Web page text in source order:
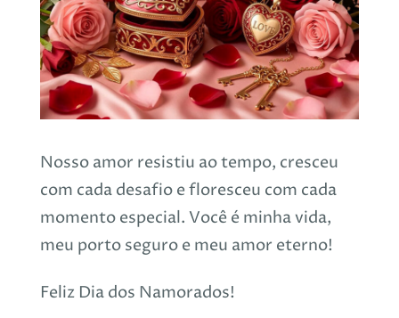
Nosso amor resistiu ao tempo, cresceu
com cada desafio e floresceu com cada
momento especial. Você é minha vida,
meu porto seguro e meu amor eterno!
Feliz Dia dos Namorados!